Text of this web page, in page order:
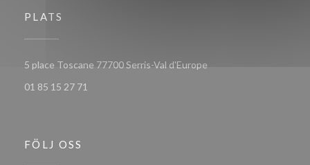
PLATS
5 place Toscane 77700 Serris-Val d'Europe
01 85 15 27 71
FÖLJ OSS